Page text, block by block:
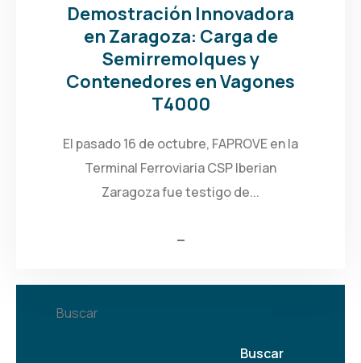
Demostración Innovadora
en Zaragoza: Carga de
Semirremolques y
Contenedores en Vagones
T4000
El pasado 16 de octubre, FAPROVE en la
Terminal Ferroviaria CSP Iberian
Zaragoza fue testigo de...
Buscar
Buscar